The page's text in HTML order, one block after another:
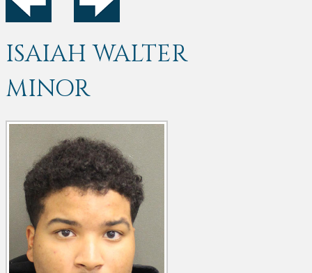
ISAIAH WALTER
MINOR